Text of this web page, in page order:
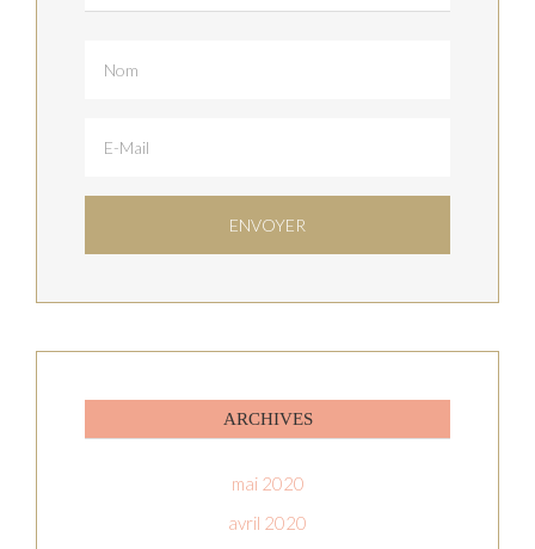
ARCHIVES
mai 2020
avril 2020